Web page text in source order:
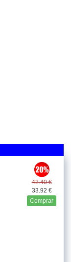
42.40 €
33.92 €
Comprar